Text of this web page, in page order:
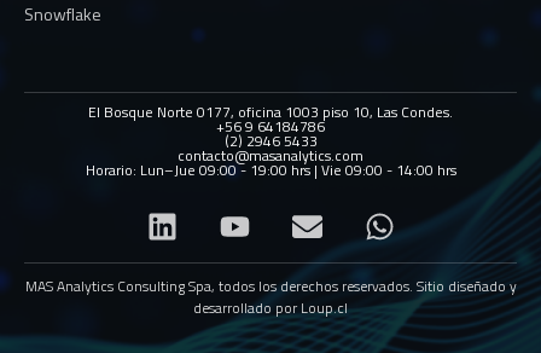
Snowflake
El Bosque Norte 0177, oficina 1003 piso 10, Las Condes.
+56 9 64184786
(2) 2946 5433
contacto@masanalytics.com
Horario: Lun–Jue 09:00 - 19:00 hrs | Vie 09:00 - 14:00 hrs
MAS Analytics Consulting Spa, todos los derechos reservados. Sitio diseñado y
desarrollado por Loup.cl